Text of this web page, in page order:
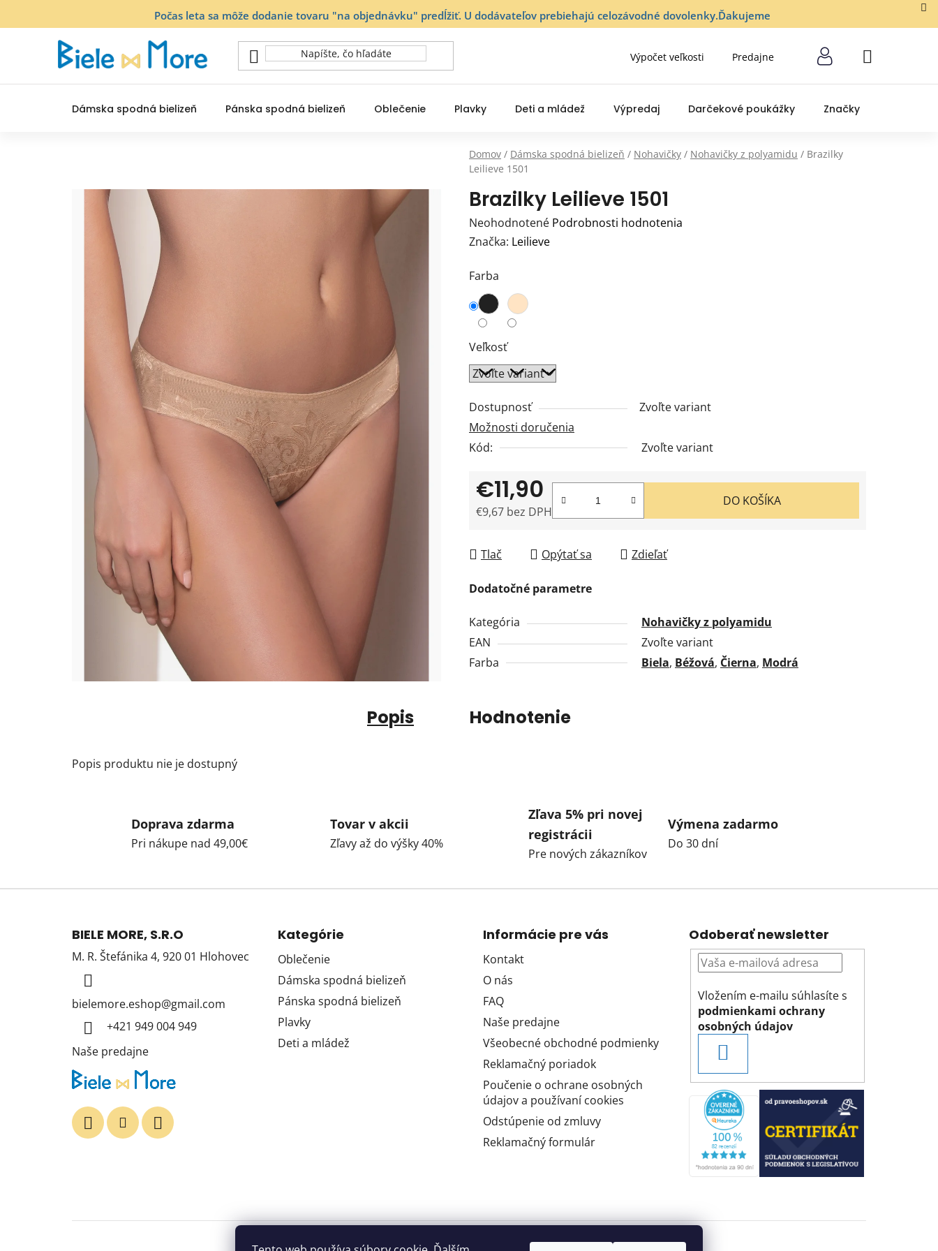
Počas leta sa môže dodanie tovaru "na objednávku" predĺžiť. U dodávateľov prebiehajú celozávodné dovolenky.Ďakujeme
Výpočet veľkosti Predajne
NÁKUPNÝ
Dámska spodná bielizeň Pánska spodná bielizeň Oblečenie Plavky Deti a mládež Výpredaj Darčekové poukážky Značky
Domov / Dámska spodná bielizeň / Nohavičky / Nohavičky z polyamidu / Brazilky
Leilieve 1501
Brazilky Leilieve 1501
Priemerné
hodnotenie
je
0,0
z
hviezdičiek.
Neohodnotené Podrobnosti hodnotenia
Značka: Leilieve
Farba
Veľkosť
Dostupnosť
Zvoľte variant
Možnosti doručenia
Kód:
Zvoľte variant
€11,90
€9,67 bez DPH
DO KOŠÍKA
Tlač Opýtať sa Zdieľať
Dodatočné parametre
Kategória
Nohavičky z polyamidu
EAN
Zvoľte variant
Farba
Biela, Béžová, Čierna, Modrá
Popis Hodnotenie
Popis produktu nie je dostupný
Doprava zdarma
Pri nákupe nad 49,00€
Tovar v akcii
Zľavy až do výšky 40%
Zľava 5% pri novej
registrácii
Pre nových zákazníkov
Výmena zadarmo
Do 30 dní
BIELE MORE, S.R.O
M. R. Štefánika 4, 920 01 Hlohovec
bielemore.eshop@gmail.com
+421 949 004 949
Naše predajne
Kategórie
Oblečenie
Dámska spodná bielizeň
Pánska spodná bielizeň
Plavky
Deti a mládež
Informácie pre vás
Kontakt
O nás
FAQ
Naše predajne
Všeobecné obchodné podmienky
Reklamačný poriadok
Poučenie o ochrane osobných
údajov a používaní cookies
Odstúpenie od zmluvy
Reklamačný formulár
Odoberať newsletter
Vložením e-mailu súhlasíte s
podmienkami ochrany
osobných údajov
SA